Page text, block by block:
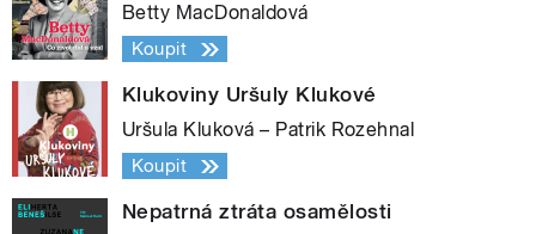
Betty MacDonaldová
Koupit
Klukoviny Uršuly Klukové
Uršula Kluková – Patrik Rozehnal
Koupit
Nepatrná ztráta osamělosti